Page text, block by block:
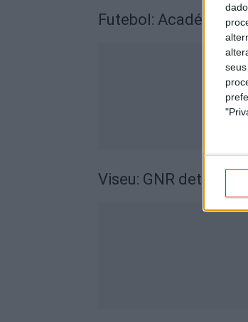
Futebol: Académico
Viseu: GNR detém